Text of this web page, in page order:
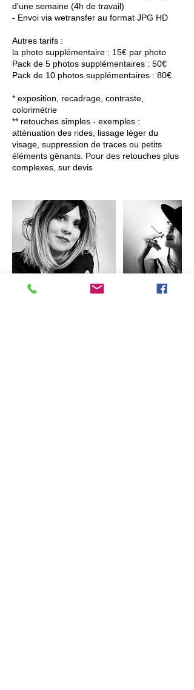
d'une semaine (4h de travail)
- Envoi via wetransfer au format JPG HD
Autres tarifs :
la photo supplémentaire : 15€ par photo
Pack de 5 photos supplémentaires : 50€
Pack de 10 photos supplémentaires : 80€
* exposition, recadrage, contraste,
colorimétrie
** retouches simples - exemples :
atténuation des rides, lissage léger du
visage, suppression de traces ou petits
éléments gênants. Pour des retouches plus
complexes, sur devis